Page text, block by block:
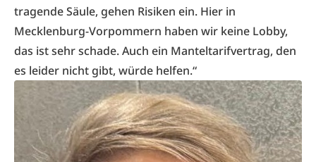
tragende Säule, gehen Risiken ein. Hier in
Mecklenburg-Vorpommern haben wir keine Lobby,
das ist sehr schade. Auch ein Manteltarifvertrag, den
es leider nicht gibt, würde helfen.“